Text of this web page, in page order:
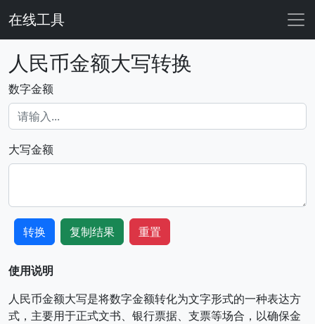
在线工具
人民币金额大写转换
数字金额
大写金额
转换 复制结果 重置
使用说明
人民币金额大写是将数字金额转化为文字形式的一种表达方
式，主要用于正式文书、银行票据、支票等场合，以确保金